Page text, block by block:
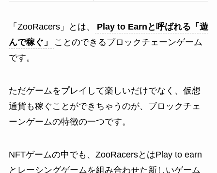
「ZooRacers」とは、
Play to Earnと呼ばれる「遊
んで稼ぐ」
ことのできるブロックチェーンゲーム
です。
ただゲームをプレイして楽しいだけでなく、仮想
通貨も稼ぐことができちゃうのが、ブロックチェ
ーンゲームの特徴の一つです。
NFTゲームの中でも、ZooRacersとはPlay to earn
とレーシングゲームを組み合わせた新しいゲーム